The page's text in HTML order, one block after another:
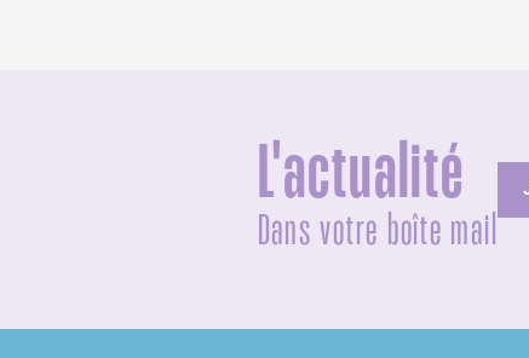
L'actualité
Dans votre boîte mail